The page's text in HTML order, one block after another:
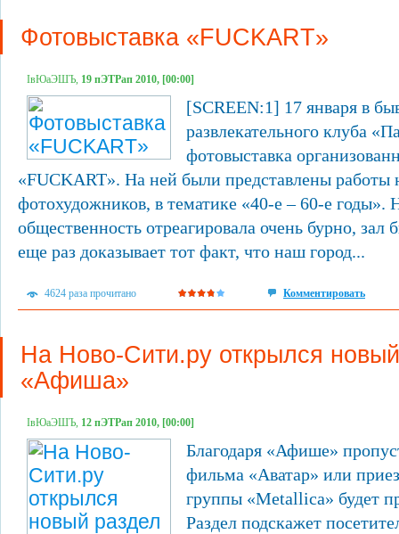
Фотовыставка «FUCKART»
ІвЮаЭШЪ, 19 пЭТРап 2010, [00:00]
[SCREEN:1] 17 января в
развлекательного клуба
фотовыставка
«FUCKART». На ней были представлены работы
фотохудожников, в тематике «40-е – 60-е годы».
общественность отреагировала очень бурно, зал
еще раз доказывает тот факт, что наш город...
4624 раза прочитано Комментировать
На Ново-Сити.ру открылся
«Афиша»
ІвЮаЭШЪ, 12 пЭТРап 2010, [00:00]
Благодаря «Афише»
фильма «Аватар» или
группы «Metallica» будет
Раздел подскажет